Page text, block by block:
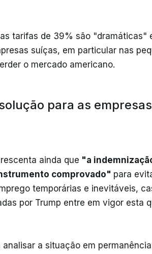
tarifas de 39% são "dramáticas"
suíças, em particular nas
o mercado americano.
para as empresas
ainda que "a
comprovado" para
temporárias e inevitáveis,
por Trump entre em vigor esta
a situação em